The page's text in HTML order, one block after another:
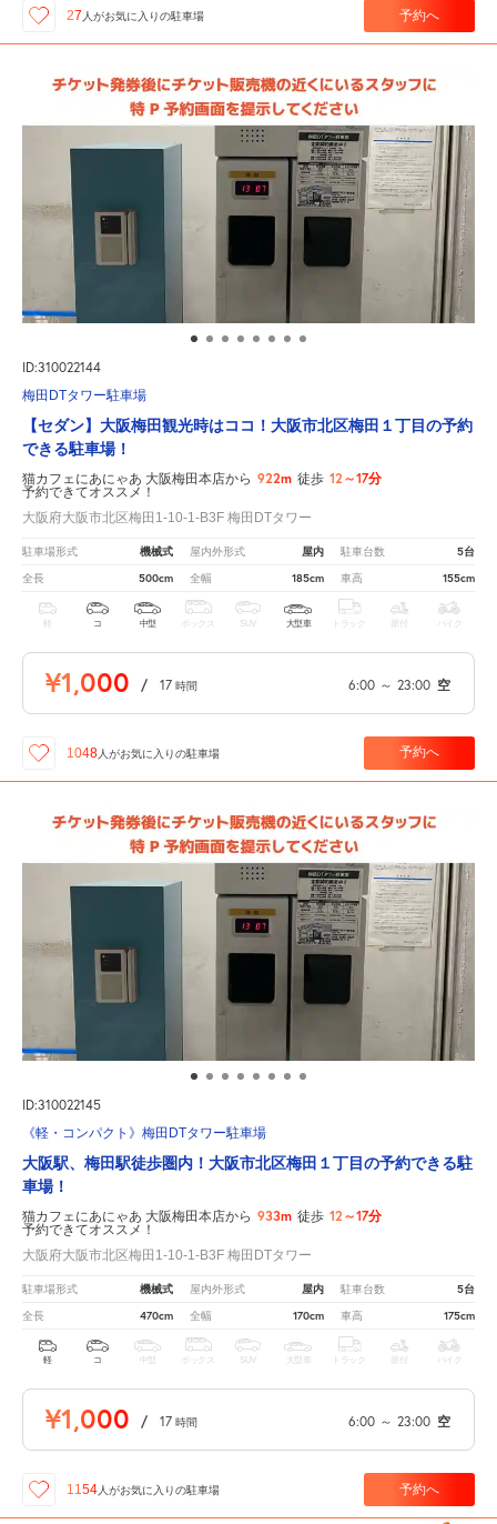
27 人がお気に入りの駐車場 予約へ
ID:310022144
梅田DTタワー駐車場
【セダン】大阪梅田観光時はココ！大阪市北区梅田１丁目の予約
できる駐車場！
猫カフェにあにゃあ 大阪梅田本店から 922m 徒歩 12～17分
予約できてオススメ！
大阪府大阪市北区梅田1-10-1-B3F 梅田DTタワー
駐車場形式 機械式 屋内外形式 屋内 駐車台数 5台
全長 500cm 全幅 185cm 車高 155cm
軽 コ 中型 ボックス SUV 大型車 トラック 原付 バイク
¥1,000 / 17 時間 6:00 ～ 23:00 空
1048 人がお気に入りの駐車場 予約へ
ID:310022145
《軽・コンパクト》梅田DTタワー駐車場
大阪駅、梅田駅徒歩圏内！大阪市北区梅田１丁目の予約できる駐
車場！
猫カフェにあにゃあ 大阪梅田本店から 933m 徒歩 12～17分
予約できてオススメ！
大阪府大阪市北区梅田1-10-1-B3F 梅田DTタワー
駐車場形式 機械式 屋内外形式 屋内 駐車台数 5台
全長 470cm 全幅 170cm 車高 175cm
軽 コ 中型 ボックス SUV 大型車 トラック 原付 バイク
¥1,000 / 17 時間 6:00 ～ 23:00 空
1154人がお気に入りの駐車場 予約へ